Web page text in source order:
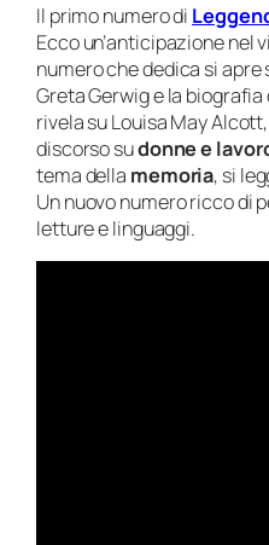
Il primo numero di
Ecco un’anticipazione nel
numero che dedica si apre
Greta Gerwig e la
rivela su Louisa May
discorso sudonne e
tema della memoria, si
Un nuovo numero ricco di
letture e linguaggi.